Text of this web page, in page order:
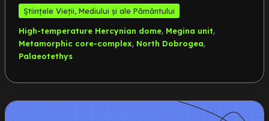
Științele Vieții, Mediului și ale Pământului
High-temperature Hercynian dome, Megina unit,
Metamorphic core-complex, North Dobrogea,
Palaeotethys